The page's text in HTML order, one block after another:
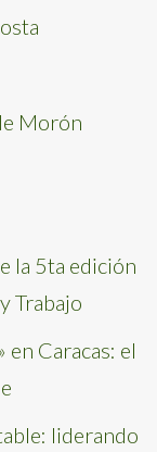
Morón
la 5ta edición
Trabajo
Caracas: el
liderando